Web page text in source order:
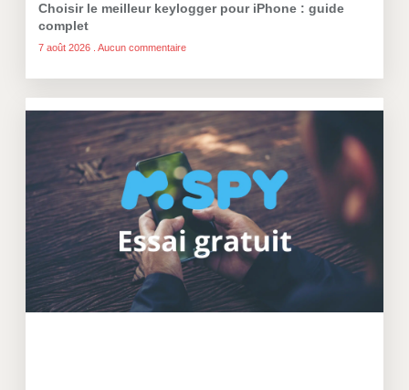
Choisir le meilleur keylogger pour iPhone : guide
complet
7 août 2026 Aucun commentaire